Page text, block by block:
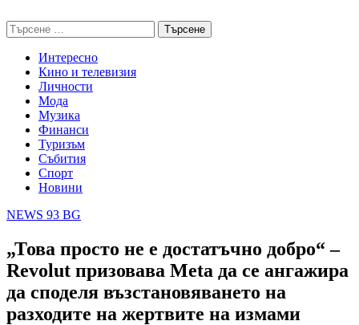
to
content
Търсене
за:
Интересно
Кино и телевизия
Личности
Мода
Музика
Финанси
Туризъм
Събития
Спорт
Новини
NEWS 93 BG
„Това просто не е достатъчно добро“ –
Revolut призовава Meta да се ангажира
да споделя възстановяването на
разходите на жертвите на измами